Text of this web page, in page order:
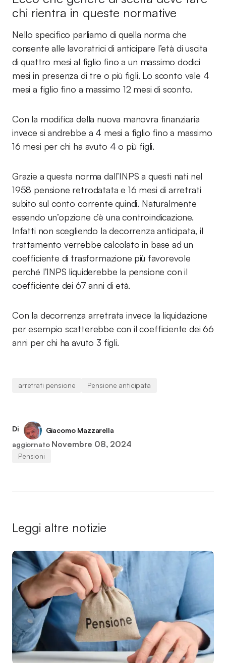
chi rientra in queste normative
Nello specifico parliamo di quella norma che
consente alle lavoratrici di anticipare l’età di uscita
di quattro mesi al figlio fino a un massimo dodici
mesi in presenza di tre o più figli. Lo sconto vale 4
mesi a figlio fino a massimo 12 mesi di sconto.
Con la modifica della nuova manovra finanziaria
invece si andrebbe a 4 mesi a figlio fino a massimo
16 mesi per chi ha avuto 4 o più figli.
Grazie a questa norma dall’INPS a questi nati nel
1958 pensione retrodatata e 16 mesi di arretrati
subito sul conto corrente quindi. Naturalmente
essendo un’opzione c’è una controindicazione.
Infatti non scegliendo la decorrenza anticipata, il
trattamento verrebbe calcolato in base ad un
coefficiente di trasformazione più favorevole
perché l’INPS liquiderebbe la pensione con il
coefficiente dei 67 anni di età.
Con la decorrenza arretrata invece la liquidazione
per esempio scatterebbe con il coefficiente dei 66
anni per chi ha avuto 3 figli.
arretrati pensione Pensione anticipata
Di
Giacomo Mazzarella
aggiornato Novembre 08, 2024
Pensioni
Leggi altre notizie